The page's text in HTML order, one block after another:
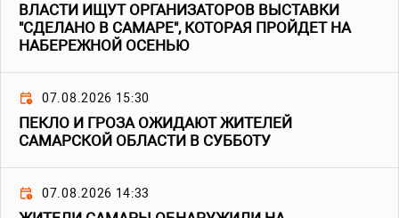
ВЛАСТИ ИЩУТ ОРГАНИЗАТОРОВ ВЫСТАВКИ
"СДЕЛАНО В САМАРЕ", КОТОРАЯ ПРОЙДЕТ НА
НАБЕРЕЖНОЙ ОСЕНЬЮ
07.08.2026 15:30
ПЕКЛО И ГРОЗА ОЖИДАЮТ ЖИТЕЛЕЙ
САМАРСКОЙ ОБЛАСТИ В СУББОТУ
07.08.2026 14:33